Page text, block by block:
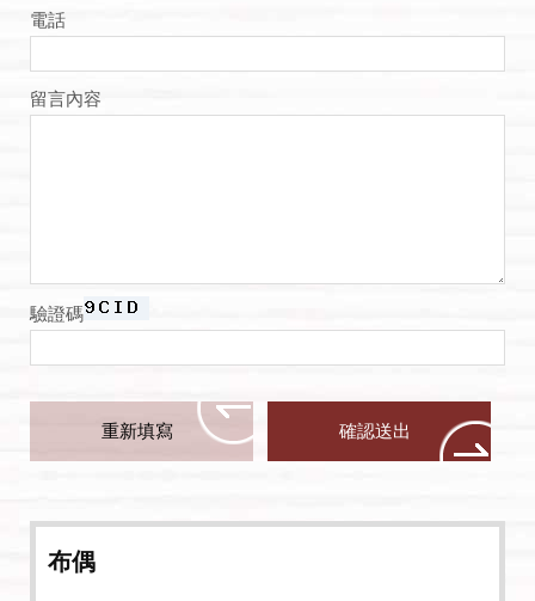
電話
留言內容
驗證碼
布偶